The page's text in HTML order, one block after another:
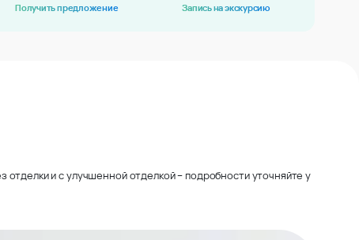
Получить предложение Запись на экскурсию
и с улучшенной отделкой – подробности уточняйте у